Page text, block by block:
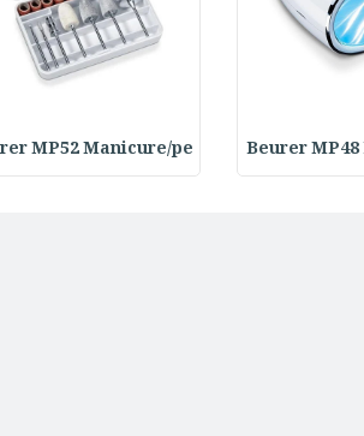
Beurer MP48
MP52 Manicure/pe